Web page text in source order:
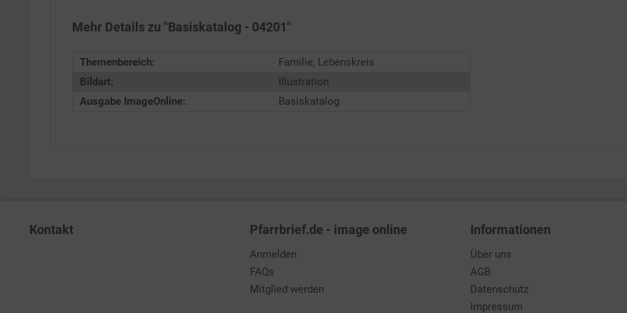
Mehr Details zu "Basiskatalog - 04201"
Themenbereich:
Familie, Lebenskreis
Bildart:
Illustration
Ausgabe ImageOnline:
Basiskatalog
Kontakt Pfarrbrief.de - image online
Anmelden
FAQs
Mitglied werden
Informationen
Über uns
AGB
Datenschutz
Impressum
Service